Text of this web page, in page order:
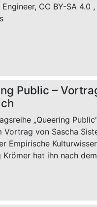
CC BY-SA 4.0
Public –
„Queering
Vortrag von Sascha
Empirische
Krömer hat ihn nach